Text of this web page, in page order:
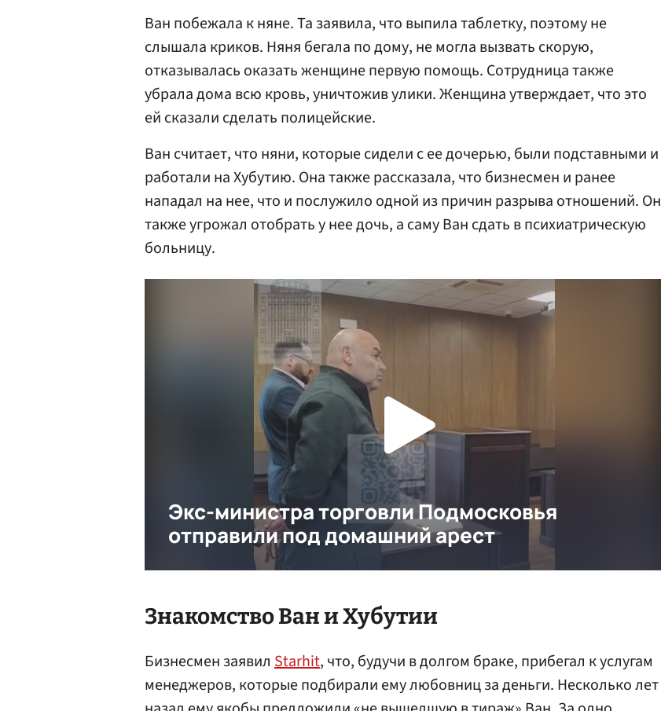
Ван побежала к няне. Та заявила, что выпила таблетку, поэтому не
слышала криков. Няня бегала по дому, не могла вызвать скорую,
отказывалась оказать женщине первую помощь. Сотрудница также
убрала дома всю кровь, уничтожив улики. Женщина утверждает, что это
ей сказали сделать полицейские.
Ван считает, что няни, которые сидели с ее дочерью, были подставными и
работали на Хубутию. Она также рассказала, что бизнесмен и ранее
нападал на нее, что и послужило одной из причин разрыва отношений. Он
также угрожал отобрать у нее дочь, а саму Ван сдать в психиатрическую
больницу.
Знакомство Ван и Хубутии
Бизнесмен заявил Starhit, что, будучи в долгом браке, прибегал к услугам
менеджеров, которые подбирали ему любовниц за деньги. Несколько лет